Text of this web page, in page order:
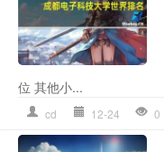
位 其他小...
cd 12-24 0